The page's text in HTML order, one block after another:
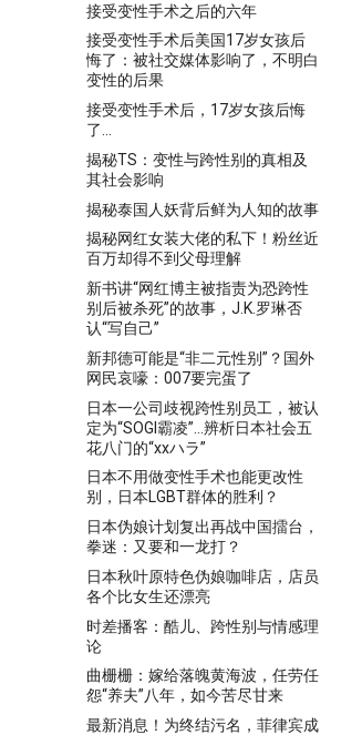
接受变性手术之后的六年
接受变性手术后美国17岁女孩后
悔了：被社交媒体影响了，不明白
变性的后果
接受变性手术后，17岁女孩后悔
了…
揭秘TS：变性与跨性别的真相及
其社会影响
揭秘泰国人妖背后鲜为人知的故事
揭秘网红女装大佬的私下！粉丝近
百万却得不到父母理解
新书讲“网红博主被指责为恐跨性
别后被杀死”的故事，J.K.罗琳否
认“写自己”
新邦德可能是“非二元性别”？国外
网民哀嚎：007要完蛋了
日本一公司歧视跨性别员工，被认
定为“SOGI霸凌”…辨析日本社会五
花八门的“xxハラ”
日本不用做变性手术也能更改性
别，日本LGBT群体的胜利？
日本伪娘计划复出再战中国擂台，
拳迷：又要和一龙打？
日本秋叶原特色伪娘咖啡店，店员
各个比女生还漂亮
时差播客：酷儿、跨性别与情感理
论
曲栅栅：嫁给落魄黄海波，任劳任
怨“养夫”八年，如今苦尽甘来
最新消息！为终结污名，菲律宾成